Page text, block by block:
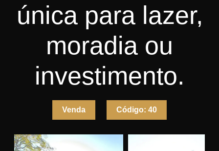
única para lazer,
moradia ou
investimento.
Venda Código: 40